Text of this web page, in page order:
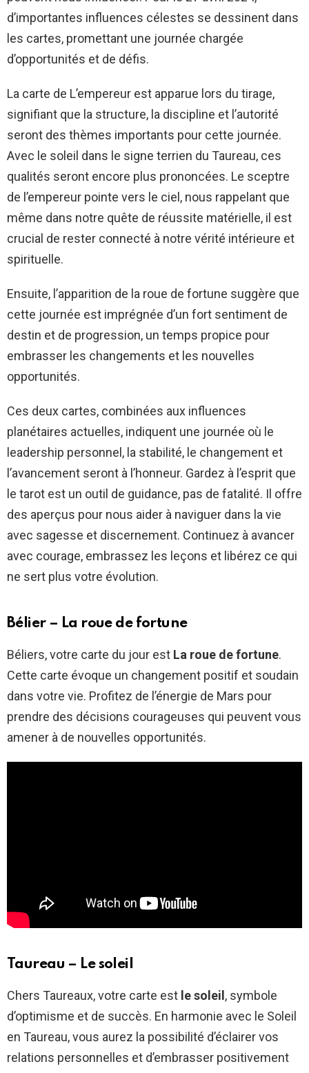
d’importantes influences célestes se dessinent dans
les cartes, promettant une journée chargée
d’opportunités et de défis.
La carte de L’empereur est apparue lors du tirage,
signifiant que la structure, la discipline et l’autorité
seront des thèmes importants pour cette journée.
Avec le soleil dans le signe terrien du Taureau, ces
qualités seront encore plus prononcées. Le sceptre
de l’empereur pointe vers le ciel, nous rappelant que
même dans notre quête de réussite matérielle, il est
crucial de rester connecté à notre vérité intérieure et
spirituelle.
Ensuite, l’apparition de la roue de fortune suggère que
cette journée est imprégnée d’un fort sentiment de
destin et de progression, un temps propice pour
embrasser les changements et les nouvelles
opportunités.
Ces deux cartes, combinées aux influences
planétaires actuelles, indiquent une journée où le
leadership personnel, la stabilité, le changement et
l’avancement seront à l’honneur. Gardez à l’esprit que
le tarot est un outil de guidance, pas de fatalité. Il offre
des aperçus pour nous aider à naviguer dans la vie
avec sagesse et discernement. Continuez à avancer
avec courage, embrassez les leçons et libérez ce qui
ne sert plus votre évolution.
Bélier – La roue de fortune
Béliers, votre carte du jour est La roue de fortune.
Cette carte évoque un changement positif et soudain
dans votre vie. Profitez de l’énergie de Mars pour
prendre des décisions courageuses qui peuvent vous
amener à de nouvelles opportunités.
Taureau – Le soleil
Chers Taureaux, votre carte est le soleil, symbole
d’optimisme et de succès. En harmonie avec le Soleil
en Taureau, vous aurez la possibilité d’éclairer vos
relations personnelles et d’embrasser positivement